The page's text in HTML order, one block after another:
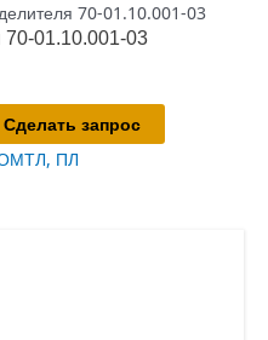
70-01.10.001-03
01.10.001-03
Сделать запрос
ПЛ